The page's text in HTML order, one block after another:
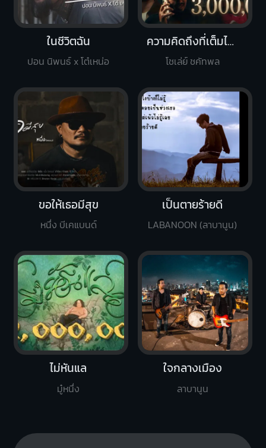
ในชีวิตฉัน
ปอน นิพนธ์ x โต๋เหน่อ
ความคิดถึงที่เต็มไปด้วยน้ำตา
โชเล่ย์ ชคัทพล
ขอให้เธอมีสุข
หนึ่ง บีเคแบนด์
เป็นตายร้ายดี
LABANOON (ลาบานูน)
ไม่หันแล
มู๋หนึ่ง
ใจกลางเมือง
ลาบานูน